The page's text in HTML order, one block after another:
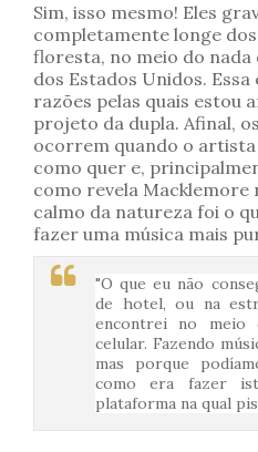
Sim, isso mesmo! Eles
completamente longe
floresta, no meio do
dos Estados Unidos. Essa
razões pelas quais estou
projeto da dupla. Afinal,
ocorrem quando o
como quer e,
como revela
calmo da natureza foi o
fazer uma música mais
"O que eu não
de hotel, ou na
encontrei no meio
celular. Fazendo
mas porque
como era fazer
plataforma na qual